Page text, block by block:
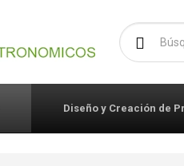
Buscar:
Diseño y Creación de